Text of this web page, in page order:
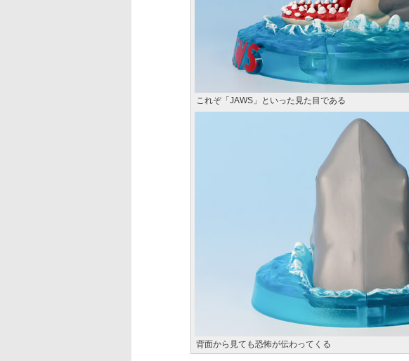
これぞ「JAWS」といった見た目である
背面から見ても恐怖が伝わってくる